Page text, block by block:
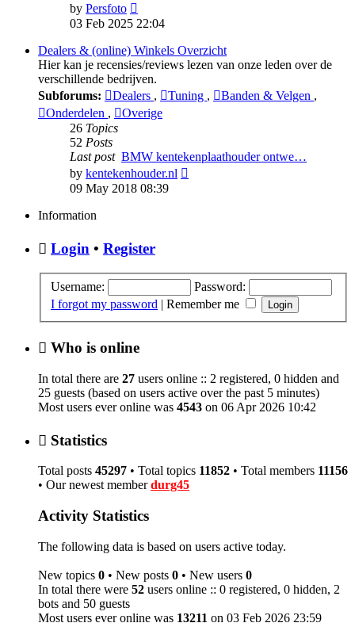
by Persfoto
the
post
03 Feb 2025 22:04
Dealers & (online) Winkels Overzicht
Hier kan je recensies/reviews lezen van onze leden over de
verschillende bedrijven.
Subforums:
Dealers , Tuning , Banden & Velgen ,
Onderdelen ,
Overige
26 Topics
52 Posts
Last post BMW kentekenplaathouder ontwe…
by kentekenhouder.nl
09 May 2018 08:39
Information
Login • Register
Username:
Password:
I forgot my password | Remember me
Who is online
In total there are 27 users online :: 2 registered, 0 hidden and
25 guests (based on users active over the past 5 minutes)
Most users ever online was 4543 on 06 Apr 2026 10:42
Statistics
Total posts 45297 • Total topics 11852 • Total members 11156
• Our newest memberdurg45
Activity Statistics
The following data is based on users active today.
New topics 0 • New posts 0 • New users 0
In total there were 52 users online :: 0 registered, 0 hidden, 2
bots and 50 guests
Most users ever online was 13211 on 03 Feb 2026 23:59